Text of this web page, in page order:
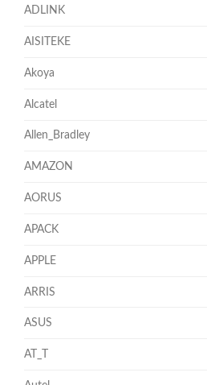
ADLINK
AISITEKE
Akoya
Alcatel
Allen_Bradley
AMAZON
AORUS
APACK
APPLE
ARRIS
ASUS
AT_T